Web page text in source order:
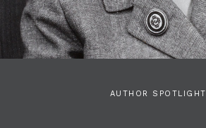
AUTHOR SPOTLIGHT